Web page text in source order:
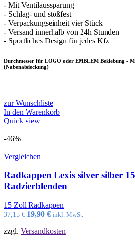
- Mit Ventilaussparung
- Schlag- und stoßfest
- Verpackungseinheit vier Stück
- Versand innerhalb von 24h Stunden
- Sportliches Design für jedes Kfz
Durchmesser für LOGO oder EMBLEM Beklebung -
(Nabenabdeckung)
zur Wunschliste
In den Warenkorb
Quick view
-46%
Vergleichen
Radkappen Lexis silver silber
Radzierblenden
15 Zoll Radkappen
37,15€ Ursprünglicher
war:
19,90 €Aktueller
ist:
inkl. MwSt.
zzgl. Versandkosten